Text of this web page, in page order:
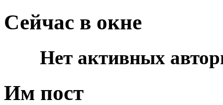
Сейчас в окне
Нет активных
Им пост